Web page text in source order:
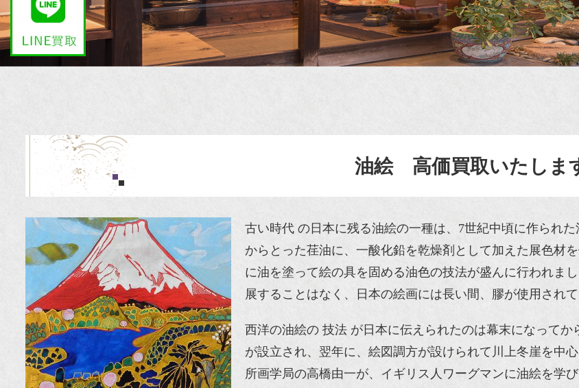
油絵 高価買取いたしま
古い時代 の日本に残る油絵の一種は、7世紀中頃に作られ
からとった荏油に、一酸化鉛を乾燥剤として加えた展色材
に油を塗って絵の具を固める油色の技法が盛んに行われま
展することはなく、日本の絵画には長い間、膠が使用されて
西洋の油絵の 技法 が日本に伝えられたのは幕末になって
が設立され、翌年に、絵図調方が設けられて川上冬崖を中
所画学局の高橋由一が、イギリス人ワーグマンに油絵を学